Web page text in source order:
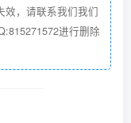
效，请联系我们我们
进行删除